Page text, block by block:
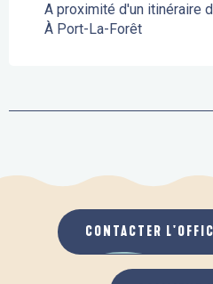
A proximité d'un itinéraire
À Port-La-Forêt
CONTACTER